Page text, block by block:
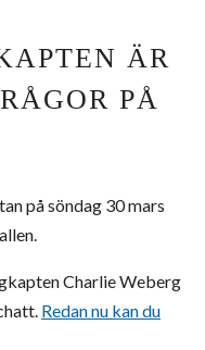
ÄR
PÅ
på söndag 30 mars
Charlie Weberg
Redan nu kan du